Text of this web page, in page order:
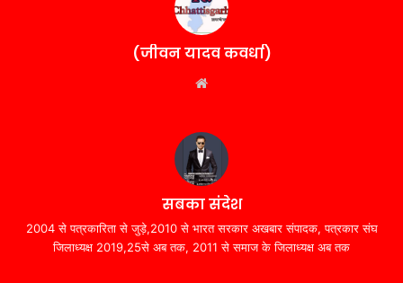
(जीवन यादव कवर्धा)
सबका संदेश
2004 से पत्रकारिता से जुड़े,2010 से भारत सरकार अखबार संपादक, पत्रकार संघ
जिलाध्यक्ष 2019,25से अब तक, 2011 से समाज के जिलाध्यक्ष अब तक